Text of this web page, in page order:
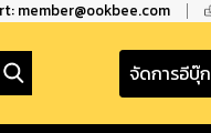
member@ookbee.com
จัดการอีบุ๊ก